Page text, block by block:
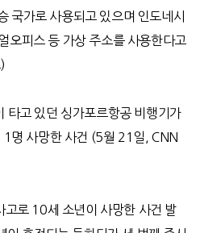
국가로 사용되고 있으며 인도네시
오피스 등 가상 주소를 사용한다고
)
타고 있던 싱가포르항공 비행기가
1 명 사망한 사건 (5월 21 일, CNN
고로10세 소년이 사망한 사건 발